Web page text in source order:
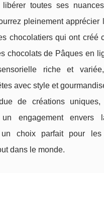
toutes ses
pleinement apprécier
chocolatiers qui ont créé
chocolats de Pâques en
riche et
avec style et
de créations
engagement envers
un choix parfait pour
dans le monde.